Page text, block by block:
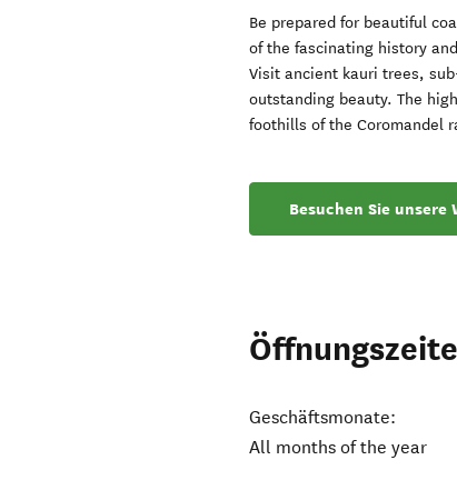
Be prepared for beautiful
of the fascinating history
Visit ancient kauri trees,
outstanding beauty. The
foothills of the Coromandel
Besuchen Sie unsere
Geschäftsmonate:
All months of the year